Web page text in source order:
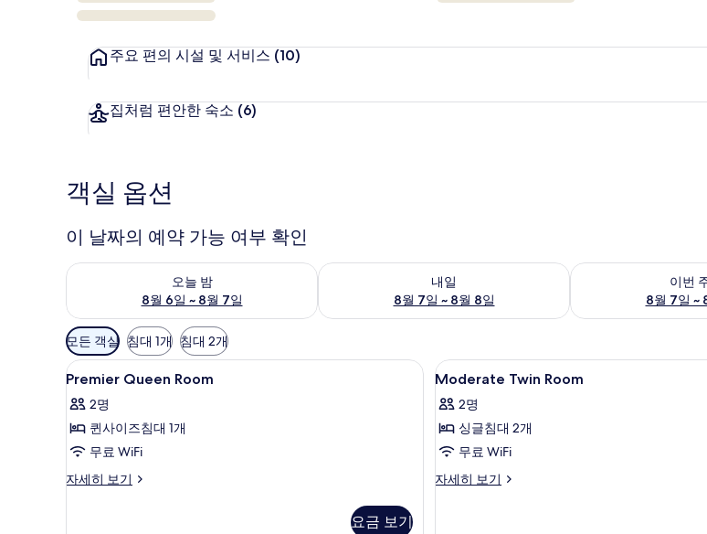
주요 편의 시설 및 서비스 (10)
집처럼 편안한 숙소 (6)
객실 옵션
이 날짜의 예약 가능 여부 확인
오늘 밤
8월 6일 ~ 8월 7일
오늘 밤 예약 가능 여부 확인, 8월 6일 ~ 8월 7일
내일
8월 7일 ~ 8월 8일
내일 예약 가능 여부 확인, 8월 7일 ~ 8월 8일
이번
8월 7일 ~
이번 주말 예약 가능
객
실
에
사
용
가
능
한
모든 객실 침대 1개 침대 2개
Premier
Queen
Room
사
진
모
객실 내 금고, 암막 커튼, 다리미/다리미판, 무료 WiFi
5
Premier Queen Room
2명
퀸사이즈침대 1개
무료 WiFi
자세히 보기
Premier
요금 보기
Moderate
Twin
Room
사
진
모
객실 내 금고, 암
8
Moderate Twin Room
2명
싱글침대 2개
무료 WiFi
자세히 보기
Moderate